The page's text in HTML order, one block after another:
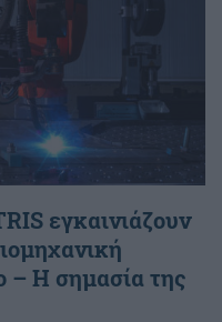
εγκαινιάζουν
– Η σημασία της